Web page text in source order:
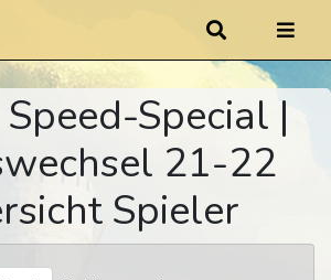
Special |
21-22
Spieler